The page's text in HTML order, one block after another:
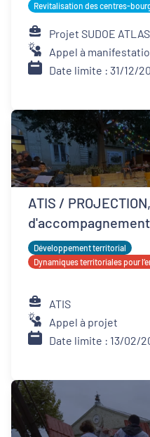
Revitalisation des centres-
Projet SUDOE ATLAS
Appel à
Date limite : 31/12/
ATIS /
développement ESS
Développement territorial
Dynamiques territoriales pour
ATIS
Appel à projet
Date limite : 13/02/